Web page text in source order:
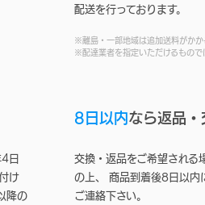
配送を行っております。
※離島・一部地域は追加送料がかか
※配達業者を指定いただけるもので
日
け
降の
8日以内なら返品
交換・返品をご希望される
の上、 商品到着後8日以内
ご連絡下さい。